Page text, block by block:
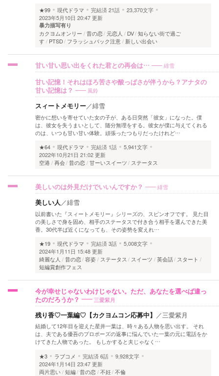
★99
現代ドラマ 完結済21話
23,370文字
2023年5月10日 20:47 更新
暴力描写有り
カクヨムオンリー 昔の恋 元恋人 DV 知らない街で過ご
す
PTSD フラッシュバック注意 新しい出会い
甘い甘い思い出をくれた君との再会は… 緋雪
甘い記憶！それはほろ苦さや酸っぱさが伴うから？アナタの
甘い記憶は？
風鈴
スィートメモリー／緋雪
密かに想いを寄せていた女の子が、ある日突然「彼女」になった。僕
は、彼女を失うまいとして、随分無理をする。彼女が僕に与えてくれる
のは、いつも甘い甘い体験。頑張ったつもりだったけれど…
★64
現代ドラマ 完結済 1話
5,941文字
2022年10月21日 21:02 更新
空港 再会 昔の恋 甘ーいスイーツ ステータス
美しいのは外見だけでいいんですか？ 緋雪
美しい人／緋雪
以前書いた『スィートメモリー』シリーズの、スピンオフです。 見た目
の美しさで身を固め、相手のステータスで付き合う相手を選んできた美
香。30代半ば近くになっても、その姿勢を変えれ…
★19
現代ドラマ 完結済3話
5,008文字
2024年1月11日 15:48 更新
綺麗な人
昔の恋 容姿 ステータス スイーツ 英会話
スタート
短編賞創作フェス
今が幸せじゃないわけじゃない。ただ、あなたを選べば違っ
たのだろうか？
三愛紫月
残り香♡一葉編♡【カクヨムコン応募中】 ／三愛紫月
結婚して12年目を迎えた星井一葉は、時々ある人物を思い出す。 それ
は、夫である優吾のプロポーズの返事に悩んでいた一葉の元に電話をか
けてきた人物であった。 もしかすると夫じゃなく…
★3
ラブコメ 完結済6話
9,928文字
2024年1月14日 23:47 更新
両片思い 短編 昔の恋 不妊 不倫